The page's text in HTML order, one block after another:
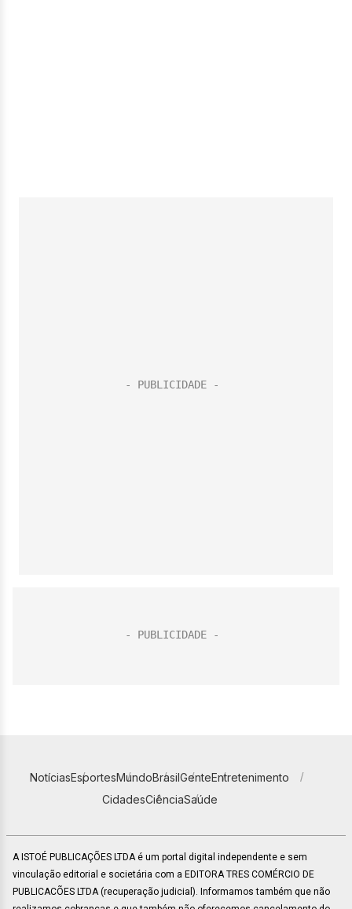
NotíciasEsportesMundoBrasilGenteEntretenimento
CidadesCiênciaSaúde
A ISTOÉ PUBLICAÇÕES LTDA é um portal digital independente e sem
vinculação editorial e societária com a EDITORA TRES COMÉRCIO DE
PUBLICACÕES LTDA (recuperação judicial). Informamos também que não